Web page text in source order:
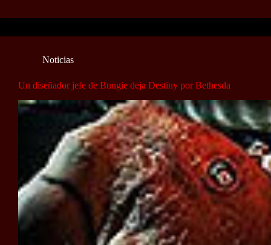
Noticias
Un diseñador jefe de Bungie deja Destiny por Bethesda